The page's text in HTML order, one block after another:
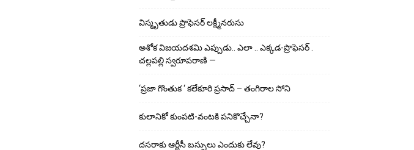
విస్మృతుడు ప్రొఫెసర్ లక్ష్మీనరుసు
అశోక విజ‌య‌ద‌శ‌మి ఎప్పుడు.. ఎలా .. ఎక్క‌డ‌-ప్రొఫెసర్ .
చల్లపల్లి స్వరూపరాణి —
‘ప్రజా గొంతుక ‘ కలేకూరి ప్రసాద్ – తంగిరాల సోని
కులానికో కుంప‌టి-వంట‌కి ప‌నికొచ్చేనా?
ద‌స‌రాకు ఆర్టీసీ బ‌స్సులు ఎందుకు లేవు?